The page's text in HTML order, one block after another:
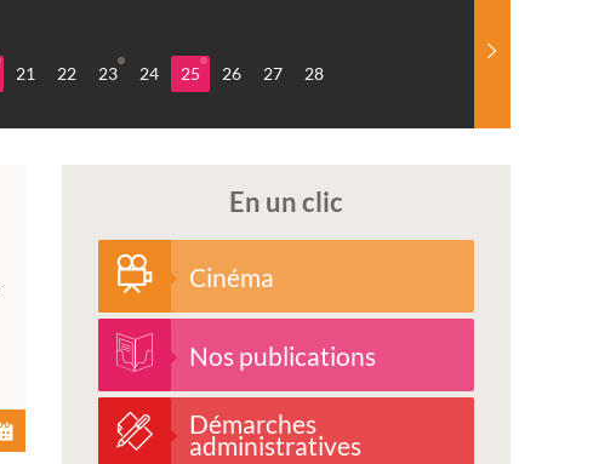
21 22 23 24 25 26 27 28
En un clic
Cinéma
Nos publications
Démarches
administratives